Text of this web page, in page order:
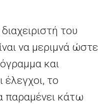
του
να μεριμνά ώστε
και
έλεγχοι, το
παραμένει κάτω